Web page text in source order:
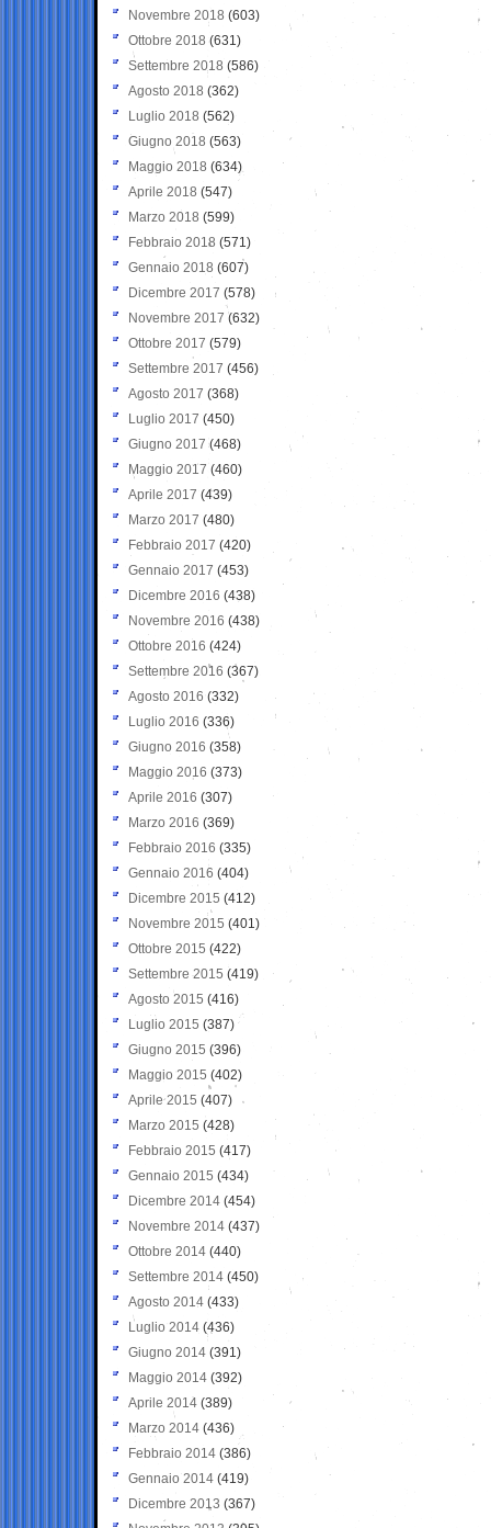
Novembre 2018 (603)
Ottobre 2018 (631)
Settembre 2018 (586)
Agosto 2018 (362)
Luglio 2018 (562)
Giugno 2018 (563)
Maggio 2018 (634)
Aprile 2018 (547)
Marzo 2018 (599)
Febbraio 2018 (571)
Gennaio 2018 (607)
Dicembre 2017 (578)
Novembre 2017 (632)
Ottobre 2017 (579)
Settembre 2017 (456)
Agosto 2017 (368)
Luglio 2017 (450)
Giugno 2017 (468)
Maggio 2017 (460)
Aprile 2017 (439)
Marzo 2017 (480)
Febbraio 2017 (420)
Gennaio 2017 (453)
Dicembre 2016 (438)
Novembre 2016 (438)
Ottobre 2016 (424)
Settembre 2016 (367)
Agosto 2016 (332)
Luglio 2016 (336)
Giugno 2016 (358)
Maggio 2016 (373)
Aprile 2016 (307)
Marzo 2016 (369)
Febbraio 2016 (335)
Gennaio 2016 (404)
Dicembre 2015 (412)
Novembre 2015 (401)
Ottobre 2015 (422)
Settembre 2015 (419)
Agosto 2015 (416)
Luglio 2015 (387)
Giugno 2015 (396)
Maggio 2015 (402)
Aprile 2015 (407)
Marzo 2015 (428)
Febbraio 2015 (417)
Gennaio 2015 (434)
Dicembre 2014 (454)
Novembre 2014 (437)
Ottobre 2014 (440)
Settembre 2014 (450)
Agosto 2014 (433)
Luglio 2014 (436)
Giugno 2014 (391)
Maggio 2014 (392)
Aprile 2014 (389)
Marzo 2014 (436)
Febbraio 2014 (386)
Gennaio 2014 (419)
Dicembre 2013 (367)